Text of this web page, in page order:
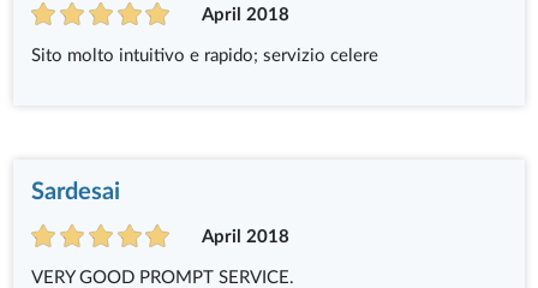
April 2018
Sito molto intuitivo e rapido; servizio celere
Sardesai
April 2018
VERY GOOD PROMPT SERVICE.